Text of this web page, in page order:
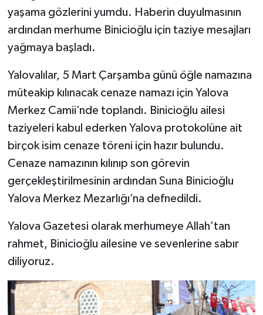
yaşama gözlerini yumdu. Haberin duyulmasının
ardından merhume Binicioğlu için taziye mesajları
yağmaya başladı.
Yalovalılar, 5 Mart Çarşamba günü öğle namazına
müteakip kılınacak cenaze namazı için Yalova
Merkez Camii’nde toplandı. Binicioğlu ailesi
taziyeleri kabul ederken Yalova protokolüne ait
birçok isim cenaze töreni için hazır bulundu.
Cenaze namazının kılınıp son görevin
gerçekleştirilmesinin ardından Suna Binicioğlu
Yalova Merkez Mezarlığı’na defnedildi.
Yalova Gazetesi olarak merhumeye Allah’tan
rahmet, Binicioğlu ailesine ve sevenlerine sabır
diliyoruz.